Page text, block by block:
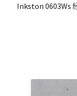
Inkston 0603Ws